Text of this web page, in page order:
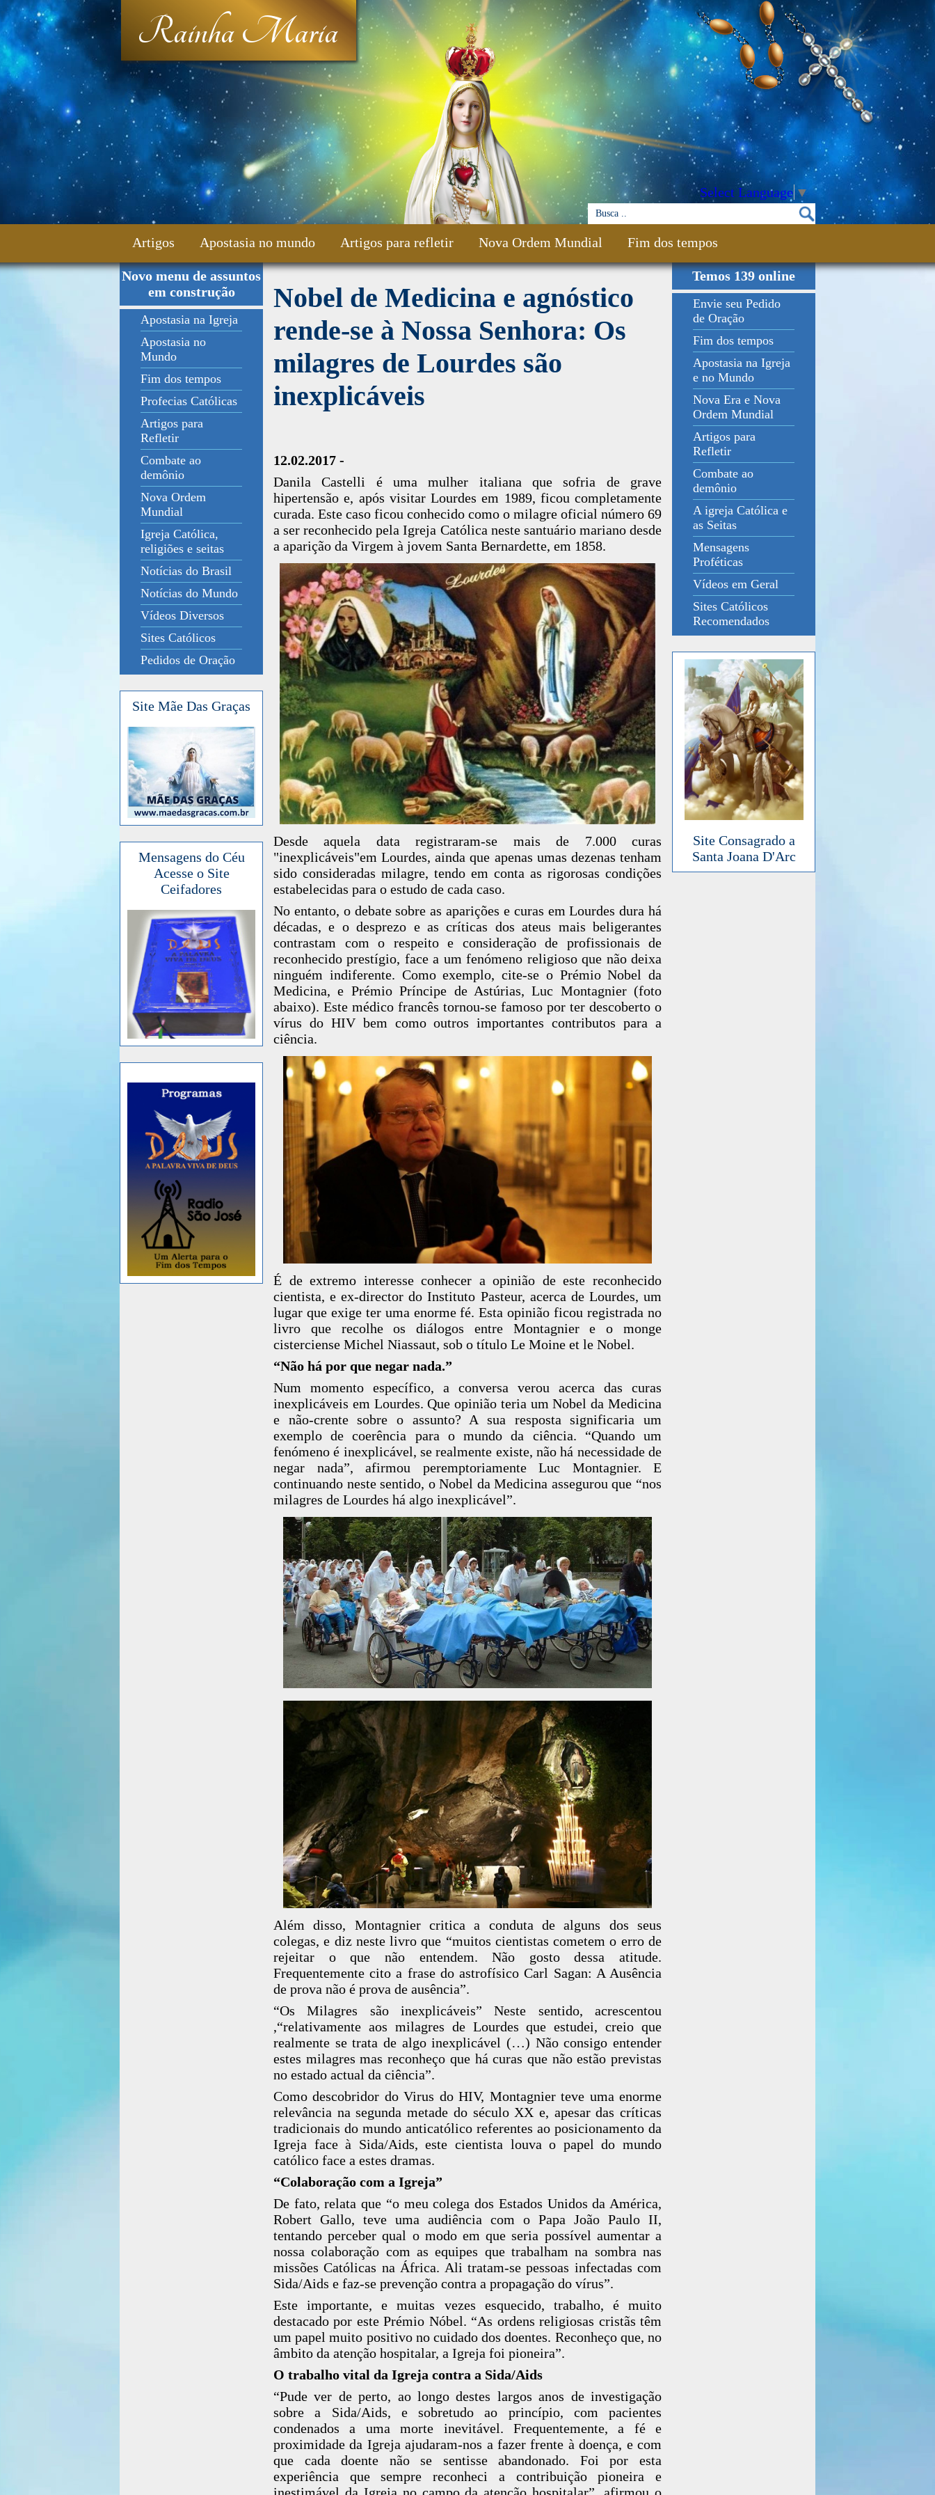
Rainha Maria
Select Language▼
Artigos Apostasia no mundo Artigos para refletir Nova Ordem Mundial Fim dos tempos
Fale Conosco
Novo menu de assuntos
em construção
Apostasia na Igreja
Apostasia no
Mundo
Fim dos tempos
Profecias Católicas
Artigos para
Refletir
Combate ao
demônio
Nova Ordem
Mundial
Igreja Católica,
religiões e seitas
Notícias do Brasil
Notícias do Mundo
Vídeos Diversos
Sites Católicos
Pedidos de Oração
Site Mãe Das Graças
Mensagens do Céu
Acesse o Site
Ceifadores
Nobel de Medicina e agnóstico
rende-se à Nossa Senhora: Os
milagres de Lourdes são
inexplicáveis
12.02.2017 -
Danila Castelli é uma mulher italiana que sofria de grave
hipertensão e, após visitar Lourdes em 1989, ficou completamente
curada. Este caso ficou conhecido como o milagre oficial número 69
a ser reconhecido pela Igreja Católica neste santuário mariano desde
a aparição da Virgem à jovem Santa Bernardette, em 1858.
Desde aquela data registraram-se mais de 7.000 curas
"inexplicáveis"em Lourdes, ainda que apenas umas dezenas tenham
sido consideradas milagre, tendo em conta as rigorosas condições
estabelecidas para o estudo de cada caso.
No entanto, o debate sobre as aparições e curas em Lourdes dura há
décadas, e o desprezo e as críticas dos ateus mais beligerantes
contrastam com o respeito e consideração de profissionais de
reconhecido prestígio, face a um fenómeno religioso que não deixa
ninguém indiferente. Como exemplo, cite-se o Prémio Nobel da
Medicina, e Prémio Príncipe de Astúrias, Luc Montagnier (foto
abaixo). Este médico francês tornou-se famoso por ter descoberto o
vírus do HIV bem como outros importantes contributos para a
ciência.
É de extremo interesse conhecer a opinião de este reconhecido
cientista, e ex-director do Instituto Pasteur, acerca de Lourdes, um
lugar que exige ter uma enorme fé. Esta opinião ficou registrada no
livro que recolhe os diálogos entre Montagnier e o monge
cisterciense Michel Niassaut, sob o título Le Moine et le Nobel.
“Não há por que negar nada.”
Num momento específico, a conversa verou acerca das curas
inexplicáveis em Lourdes. Que opinião teria um Nobel da Medicina
e não-crente sobre o assunto? A sua resposta significaria um
exemplo de coerência para o mundo da ciência. “Quando um
fenómeno é inexplicável, se realmente existe, não há necessidade de
negar nada”, afirmou peremptoriamente Luc Montagnier. E
continuando neste sentido, o Nobel da Medicina assegurou que “nos
milagres de Lourdes há algo inexplicável”.
Além disso, Montagnier critica a conduta de alguns dos seus
colegas, e diz neste livro que “muitos cientistas cometem o erro de
rejeitar o que não entendem. Não gosto dessa atitude.
Frequentemente cito a frase do astrofísico Carl Sagan: A Ausência
de prova não é prova de ausência”.
“Os Milagres são inexplicáveis” Neste sentido, acrescentou
,“relativamente aos milagres de Lourdes que estudei, creio que
realmente se trata de algo inexplicável (…) Não consigo entender
estes milagres mas reconheço que há curas que não estão previstas
no estado actual da ciência”.
Como descobridor do Virus do HIV, Montagnier teve uma enorme
relevância na segunda metade do século XX e, apesar das críticas
tradicionais do mundo anticatólico referentes ao posicionamento da
Igreja face à Sida/Aids, este cientista louva o papel do mundo
católico face a estes dramas.
“Colaboração com a Igreja”
De fato, relata que “o meu colega dos Estados Unidos da América,
Robert Gallo, teve uma audiência com o Papa João Paulo II,
tentando perceber qual o modo em que seria possível aumentar a
nossa colaboração com as equipes que trabalham na sombra nas
missões Católicas na África. Ali tratam-se pessoas infectadas com
Sida/Aids e faz-se prevenção contra a propagação do vírus”.
Este importante, e muitas vezes esquecido, trabalho, é muito
destacado por este Prémio Nóbel. “As ordens religiosas cristãs têm
um papel muito positivo no cuidado dos doentes. Reconheço que, no
âmbito da atenção hospitalar, a Igreja foi pioneira”.
O trabalho vital da Igreja contra a Sida/Aids
“Pude ver de perto, ao longo destes largos anos de investigação
sobre a Sida/Aids, e sobretudo ao princípio, com pacientes
condenados a uma morte inevitável. Frequentemente, a fé e
proximidade da Igreja ajudaram-nos a fazer frente à doença, e com
que cada doente não se sentisse abandonado. Foi por esta
experiência que sempre reconheci a contribuição pioneira e
inestimável da Igreja no campo da atenção hospitalar”, afirmou o
Temos 139 online
Envie seu Pedido
de Oração
Fim dos tempos
Apostasia na Igreja
e no Mundo
Nova Era e Nova
Ordem Mundial
Artigos para
Refletir
Combate ao
demônio
A igreja Católica e
as Seitas
Mensagens
Proféticas
Vídeos em Geral
Sites Católicos
Recomendados
Site Consagrado a
Santa Joana D'Arc